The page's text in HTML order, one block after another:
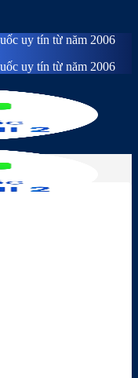
uy tín từ năm 2006
uy tín từ năm 2006